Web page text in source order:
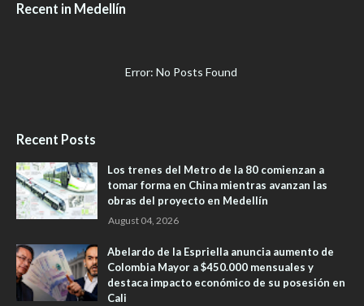
Recent in Medellín
Error: No Posts Found
Recent Posts
Los trenes del Metro de la 80 comienzan a
tomar forma en China mientras avanzan las
obras del proyecto en Medellín
August 04, 2026
Abelardo de la Espriella anuncia aumento de
Colombia Mayor a $450.000 mensuales y
destaca impacto económico de su posesión en
Cali